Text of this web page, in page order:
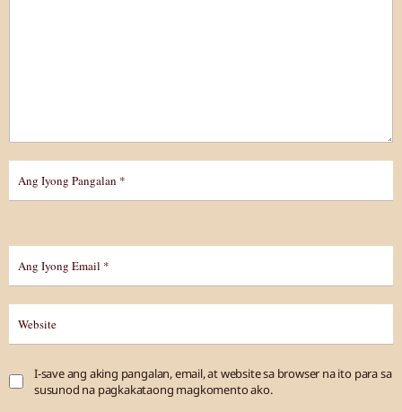
I-save ang aking pangalan, email, at website sa browser na ito para sa
susunod na pagkakataong magkomento ako.